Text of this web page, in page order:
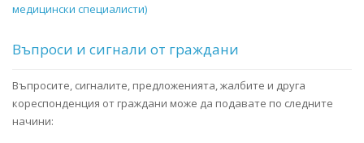
медицински специалисти)
Въпроси и сигнали от граждани
Въпросите, сигналите, предложенията, жалбите и друга
кореспонденция от граждани може да подавате по следните
начини: